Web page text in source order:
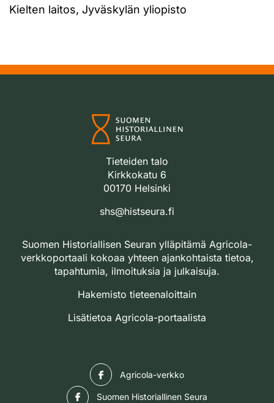
Kielten laitos, Jyväskylän yliopisto
Tieteiden talo
Kirkkokatu 6
00170 Helsinki
shs@histseura.fi
Suomen Historiallisen Seuran ylläpitämä Agricola-
verkkoportaali kokoaa yhteen ajankohtaista tietoa,
tapahtumia, ilmoituksia ja julkaisuja.
Hakemisto tieteenaloittain
Lisätietoa Agricola-portaalista
Agricola-verkko
Suomen Historiallinen Seura